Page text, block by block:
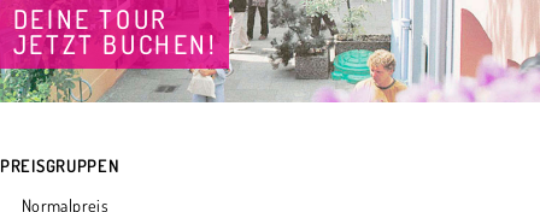
DEINE TOUR
JETZT BUCHEN!
PREISGRUPPEN
Normalpreis